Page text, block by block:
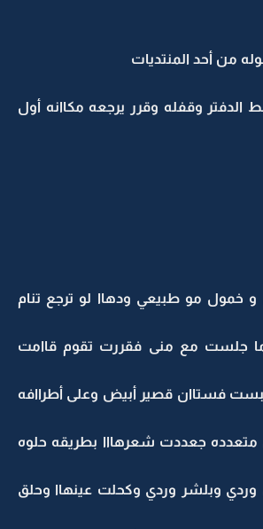
من أحد المنتديات
وقفله وقرر يرجعه مكاانه أول
مو طبيعي ودهاا لو ترجع تنام
جلست مع منى فقررت تقوم قاامت
فستاان قصير أبيض وعلى أطراافه
متعدده جعددت شعرهااا بطريقه حلوه
وبلشر وردي وكحلت عينهاا وحلق